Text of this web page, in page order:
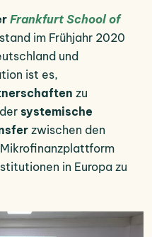
Frankfurt School of
im Frühjahr 2020
und
ist es,
zu
systemische
zwischen den
in Europa zu